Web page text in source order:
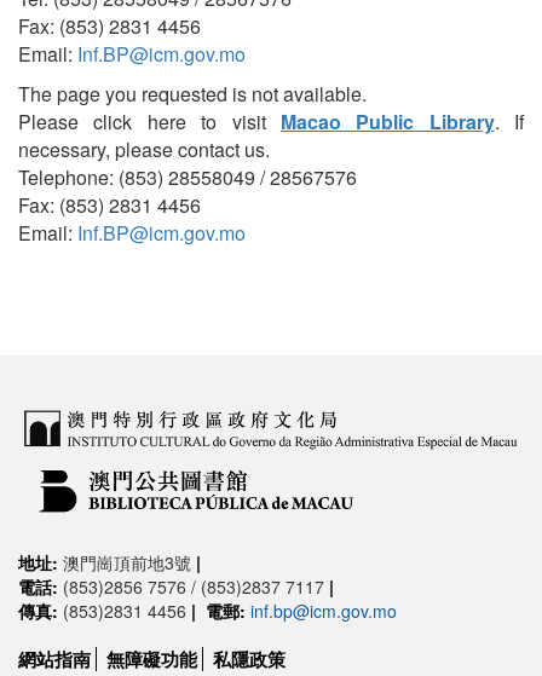
Fax: (853) 2831 4456
Email: Inf.BP@icm.gov.mo
The page you requested is not available.
Please click here to visit Macao Public Library. If
necessary, please contact us.
Telephone: (853) 28558049 / 28567576
Fax: (853) 2831 4456
Email: Inf.BP@icm.gov.mo
地址: 澳門崗頂前地3號 |
電話: (853)2856 7576 / (853)2837 7117 |
傳真: (853)2831 4456 | 電郵: inf.bp@icm.gov.mo
網站指南 無障礙功能 私隱政策